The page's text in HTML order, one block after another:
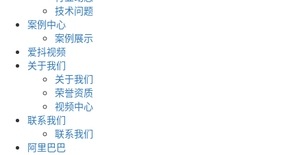
技术问题
案例中心
案例展示
爱抖视频
关于我们
关于我们
荣誉资质
视频中心
联系我们
联系我们
阿里巴巴